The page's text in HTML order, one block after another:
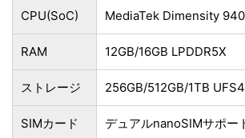
CPU(SoC) MediaTek Dimensity
RAM 12GB/16GB LPDDR5X
ストレージ 256GB/512GB/1TB
SIMカード デュアルnanoSIMサポー